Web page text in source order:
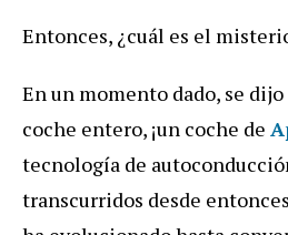
Entonces, ¿cuál es el
En un momento dado, se
coche entero, ¡un coche de
tecnología de
transcurridos desde